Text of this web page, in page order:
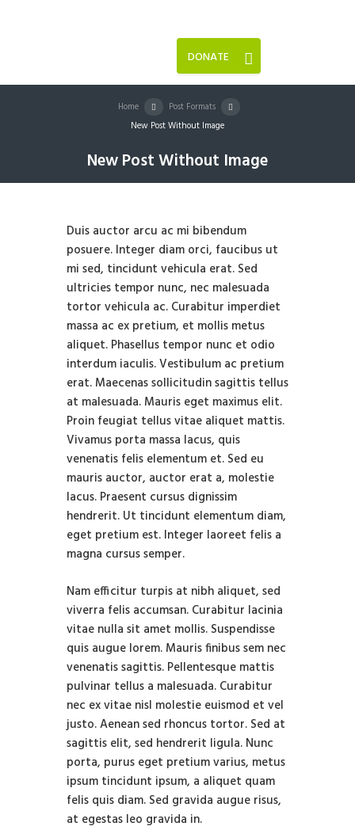
DONATE
Home
Post Formats
New Post Without Image
New Post Without Image
Duis auctor arcu ac mi bibendum
posuere. Integer diam orci, faucibus ut
mi sed, tincidunt vehicula erat. Sed
ultricies tempor nunc, nec malesuada
tortor vehicula ac. Curabitur imperdiet
massa ac ex pretium, et mollis metus
aliquet. Phasellus tempor nunc et odio
interdum iaculis. Vestibulum ac pretium
erat. Maecenas sollicitudin sagittis tellus
at malesuada. Mauris eget maximus elit.
Proin feugiat tellus vitae aliquet mattis.
Vivamus porta massa lacus, quis
venenatis felis elementum et. Sed eu
mauris auctor, auctor erat a, molestie
lacus. Praesent cursus dignissim
hendrerit. Ut tincidunt elementum diam,
eget pretium est. Integer laoreet felis a
magna cursus semper.
Nam efficitur turpis at nibh aliquet, sed
viverra felis accumsan. Curabitur lacinia
vitae nulla sit amet mollis. Suspendisse
quis augue lorem. Mauris finibus sem nec
venenatis sagittis. Pellentesque mattis
pulvinar tellus a malesuada. Curabitur
nec ex vitae nisl molestie euismod et vel
justo. Aenean sed rhoncus tortor. Sed at
sagittis elit, sed hendrerit ligula. Nunc
porta, purus eget pretium varius, metus
ipsum tincidunt ipsum, a aliquet quam
felis quis diam. Sed gravida augue risus,
at egestas leo gravida in.